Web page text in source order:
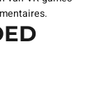
verschillende
VR-games